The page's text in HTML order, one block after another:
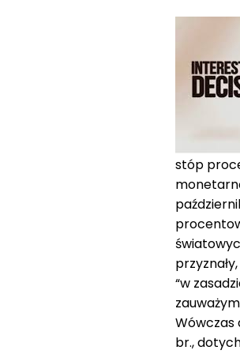
stóp
“w
Wówczas
br.,